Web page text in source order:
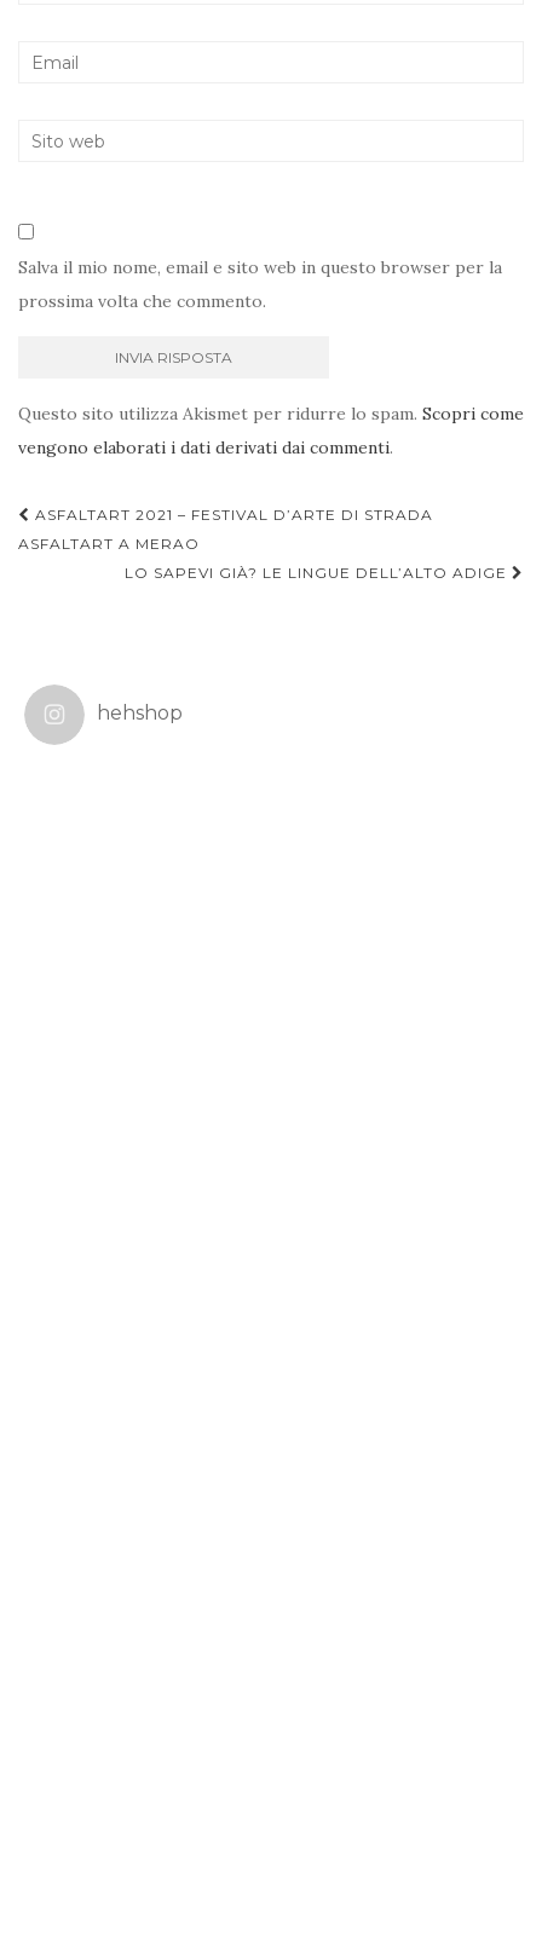
Salva il mio nome, email e sito web in questo browser per la
prossima volta che commento.
Questo sito utilizza Akismet per ridurre lo spam. Scopri come
vengono elaborati i dati derivati dai commenti.
Navigazione
articoli
ASFALTART 2021 – FESTIVAL D’ARTE DI STRADA
ASFALTART A MERAO
LO SAPEVI GIÀ? LE LINGUE DELL’ALTO ADIGE
hehshop